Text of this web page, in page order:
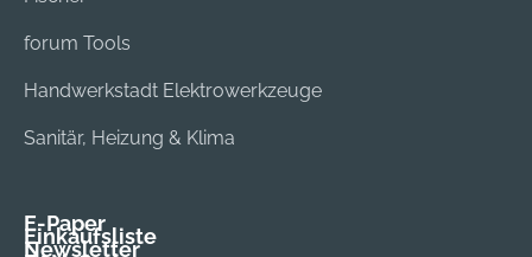
forum Tools
Handwerkstadt Elektrowerkzeuge
Sanitär, Heizung & Klima
E-Paper
Einkaufsliste
Newsletter